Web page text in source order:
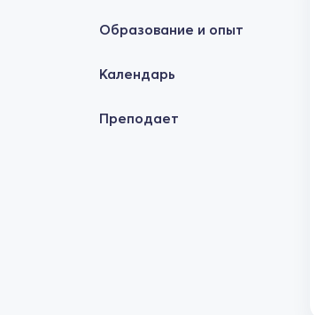
Образование и опыт
Календарь
Преподает